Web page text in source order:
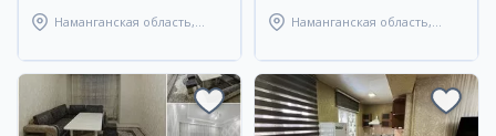
Наманганская область,
Наманганская область,